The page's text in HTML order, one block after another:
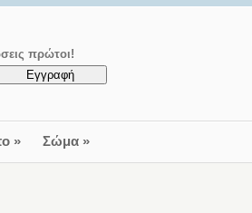
πρώτοι!
» Σώμα»